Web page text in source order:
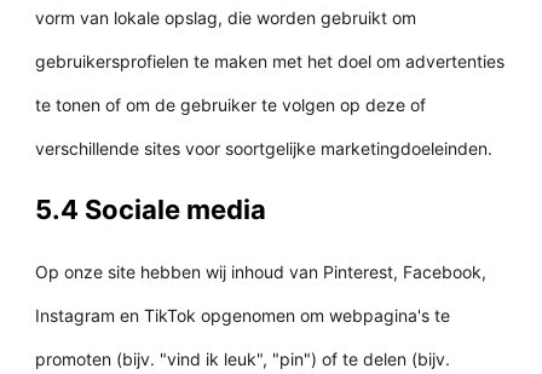
vorm van lokale opslag, die worden gebruikt om
gebruikersprofielen te maken met het doel om advertenties
te tonen of om de gebruiker te volgen op deze of
verschillende sites voor soortgelijke marketingdoeleinden.
5.4 Sociale media
Op onze site hebben wij inhoud van Pinterest, Facebook,
Instagram en TikTok opgenomen om webpagina's te
promoten (bijv. "vind ik leuk", "pin") of te delen (bijv.